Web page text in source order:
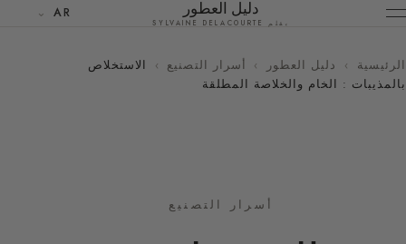
دليل العطور
بقلم SYLVAINE DELACOURTE
AR
الرئيسية › دليل العطور › أسرار التصنيع ›
الاستخلاص
بالمذيبات : الخام والخلاصة المطلقة
أسرار التصنيع